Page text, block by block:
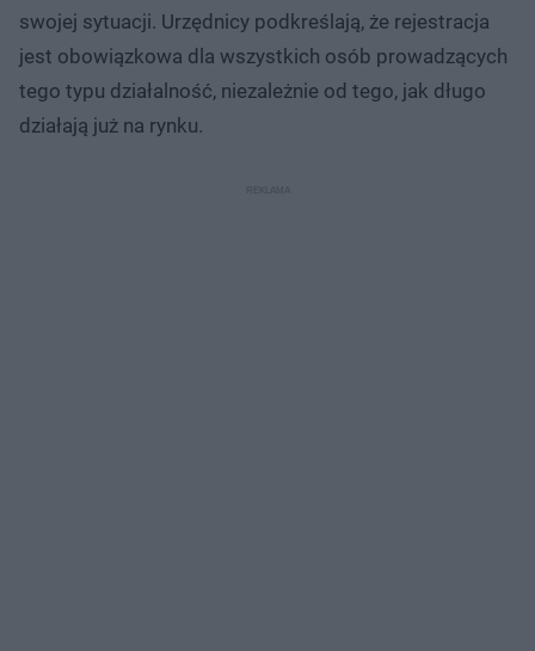
swojej sytuacji. Urzędnicy podkreślają, że rejestracja
jest obowiązkowa dla wszystkich osób prowadzących
tego typu działalność, niezależnie od tego, jak długo
działają już na rynku.